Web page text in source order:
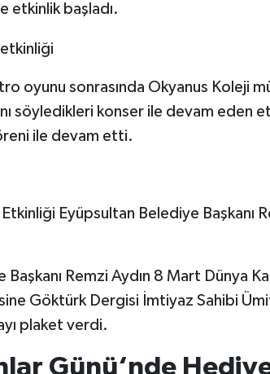
etkinlik başladı.
oyunu sonrasında Okyanus Koleji
söyledikleri konser ile devam eden
ile devam etti.
Remzi Aydın 8 Mart Dünya
Göktürk Dergisi İmtiyaz Sahibi
plaket verdi.
Günü‘nde